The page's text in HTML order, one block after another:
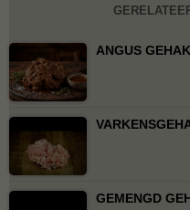
ANGUS
GEMENGD